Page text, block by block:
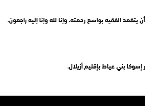
الفقيه بواسع رحمته، وإنا لله وإنا إليه راجعون.
بني عياط بإقليم أزيلال.